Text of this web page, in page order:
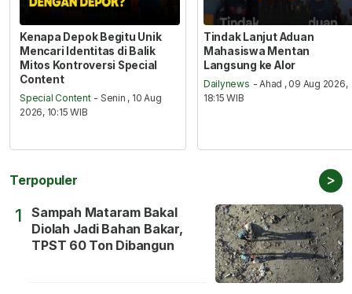
Kenapa Depok Begitu Unik
Mencari Identitas di Balik
Mitos Kontroversi Special
Content
Special Content - Senin , 10 Aug
2026, 10:15 WIB
Tindak Lanjut Aduan
Mahasiswa Mentan
Langsung ke Alor
Dailynews - Ahad , 09 Aug 2026,
18:15 WIB
Terpopuler >
1
Sampah Mataram Bakal
Diolah Jadi Bahan Bakar,
TPST 60 Ton Dibangun